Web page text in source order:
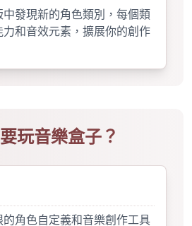
發現新的角色類別，每個類
和音效元素，擴展你的創作
玩音樂盒子？
角色自定義和音樂創作工具